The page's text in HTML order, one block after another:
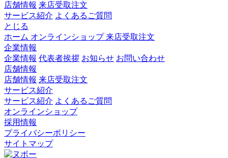
店舗情報 来店受取注文
サービス紹介 よくあるご質問
とじる
ホーム オンラインショップ来店受取注文
企業情報
企業情報 代表者挨拶 お知らせ お問い合わせ
店舗情報
店舗情報 来店受取注文
サービス紹介
サービス紹介 よくあるご質問
オンラインショップ
採用情報
プライバシーポリシー
サイトマップ